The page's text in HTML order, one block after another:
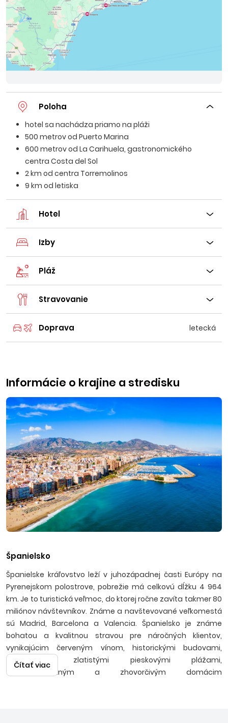
Poloha
hotel sa nachádza priamo na pláži
500 metrov od Puerto Marina
600 metrov od La Carihuela, gastronomického
centra Costa del Sol
2 km od centra Torremolinos
9 km od letiska
Hotel
Izby
Pláž
Stravovanie
Doprava letecká
Informácie o krajine a stredisku
Španielsko
Španielske kráľovstvo leží v juhozápadnej časti Európy na
Pyrenejskom polostrove, pobrežie má celkovú dĺžku 4 964
km. Je to turistická veľmoc, do ktorej ročne zavíta takmer 80
miliónov návštevníkov. Známe a navštevované veľkomestá
sú Madrid, Barcelona a Valencia. Španielsko je známe
bohatou a kvalitnou stravou pre náročných klientov,
vynikajúcim červeným vínom, historickými budovami,
pamiatkami, zlatistými pieskovými plážami,
temperamentným a zhovorčivým domácim
Čítať viac